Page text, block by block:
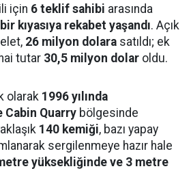
için 6 teklif sahibi arasında
kıyasıya rekabet yaşandı. Açık
26 milyon dolara satıldı; ek
tutar 30,5 milyon dolar oldu.
olarak 1996 yılında
Cabin Quarry bölgesinde
140 kemiği, bazı yapay
sergilenmeye hazır hale
yüksekliğinde ve 3 metre